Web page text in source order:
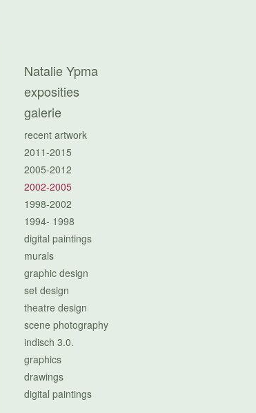
Natalie Ypma
exposities
galerie
recent artwork
2011-2015
2005-2012
2002-2005
1998-2002
1994- 1998
digital paintings
murals
graphic design
set design
theatre design
scene photography
indisch 3.0.
graphics
drawings
digital paintings